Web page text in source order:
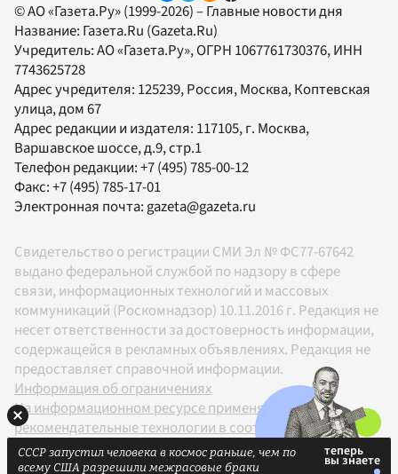
© АО «Газета.Ру» (1999-2026) – Главные новости дня
Название: Газета.Ru (Gazeta.Ru)
Учредитель:АО «Газета.Ру», ОГРН 1067761730376, ИНН
7743625728
Адрес учредителя: 125239, Россия, Москва, Коптевская
улица, дом 67
Адрес редакции и издателя: 117105, г. Москва,
Варшавское шоссе, д.9, стр.1
Телефон редакции:+7 (495) 785-00-12
Факс:+7 (495) 785-17-01
Электронная почта:gazeta@gazeta.ru
Свидетельство о регистрации СМИ Эл № ФС77-67642
выдано федеральной службой по надзору в сфере
связи, информационных технологий и массовых
коммуникаций (Роскомнадзор) 10.11.2016 г. Редакция не
несет ответственности за достоверность информации,
содержащейся в рекламных объявлениях. Редакция не
предоставляет справочной информации.
Информация об ограничениях
На информационном ресурсе применяются
рекомендательные технологии в соответствии с
Правилами
18+
СССР запустил человека в космос раньше, чем по
всему США разрешили межрасовые браки